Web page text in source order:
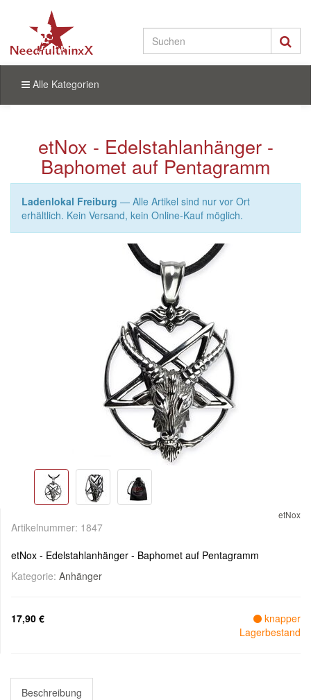
Alle Kategorien
etNox - Edelstahlanhänger -
Baphomet auf Pentagramm
Ladenlokal Freiburg — Alle Artikel sind nur vor Ort
erhältlich. Kein Versand, kein Online-Kauf möglich.
etNox
Artikelnummer: 1847
etNox - Edelstahlanhänger - Baphomet auf Pentagramm
Kategorie: Anhänger
17,90 €
knapper
Lagerbestand
Beschreibung